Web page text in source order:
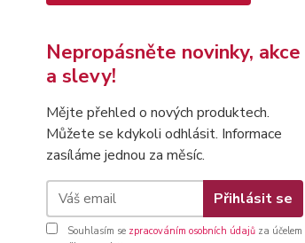
Nepropásněte novinky, akce
a slevy!
Mějte přehled o nových produktech.
Můžete se kdykoli odhlásit. Informace
zasíláme jednou za měsíc.
Přihlásit se
Souhlasím se zpracováním osobních údajů za účelem